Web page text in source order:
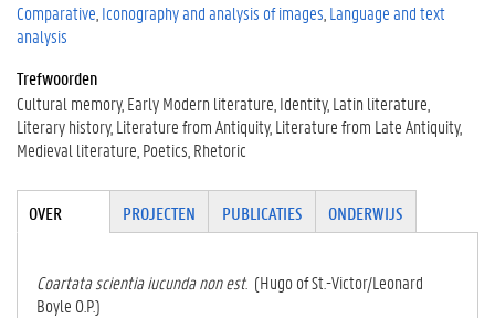
Comparative Iconography and analysis of images Language and text
analysis
Trefwoorden
Cultural memory Early Modern literature Identity Latin literature
Literary history Literature from Antiquity Literature from Late Antiquity
Medieval literature Poetics Rhetoric
Tabgroup
OVER
D)
PROJECTEN PUBLICATIES ONDERWIJS
Coartata scientia iucunda non est. (Hugo of St.-Victor/Leonard
Boyle O.P.)